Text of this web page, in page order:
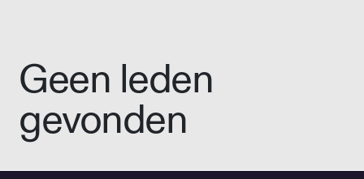
Geen leden
gevonden